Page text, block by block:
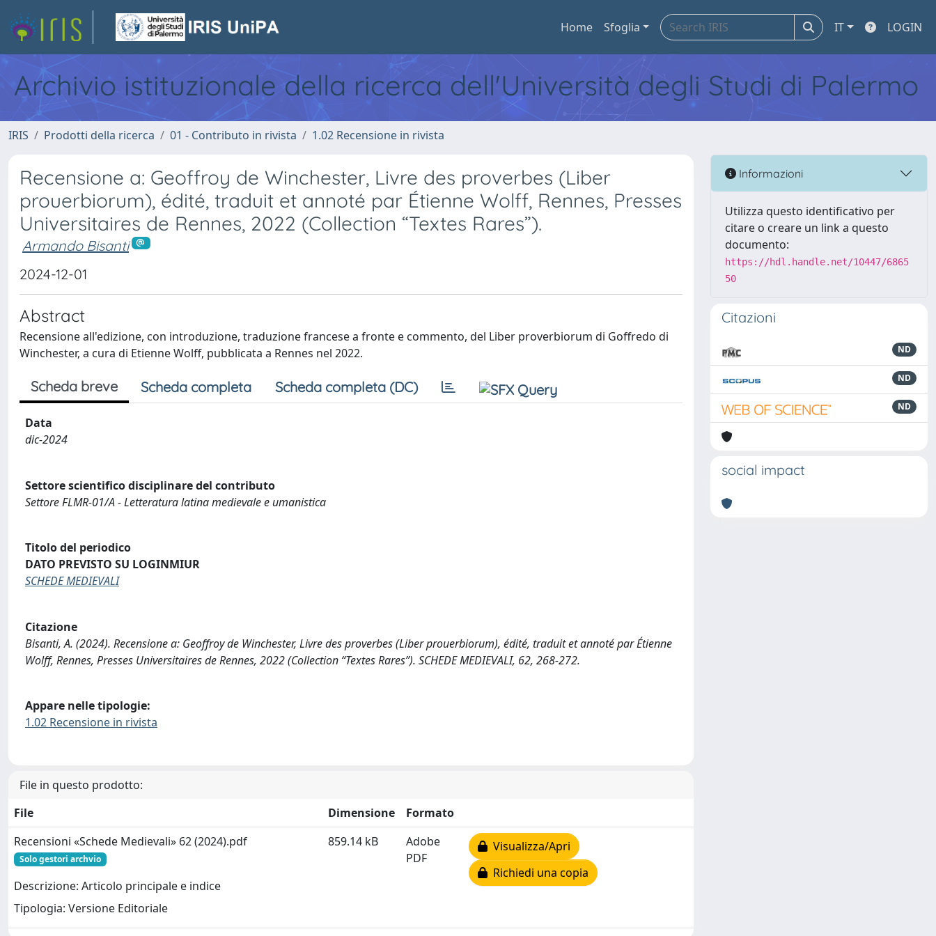
Home Sfoglia IT LOGIN
Archivio istituzionale della ricerca dell'Università degli Studi di Palermo
IRIS Prodotti della ricerca 01 - Contributo in rivista 1.02 Recensione in rivista
Recensione a: Geoffroy de Winchester, Livre des proverbes (Liber
prouerbiorum), édité, traduit et annoté par Étienne Wolff, Rennes, Presses
Universitaires de Rennes, 2022 (Collection “Textes Rares”).
Armando Bisanti
2024-12-01
Abstract
Recensione all'edizione, con introduzione, traduzione francese a fronte e commento, del Liber proverbiorum di Goffredo di
Winchester, a cura di Etienne Wolff, pubblicata a Rennes nel 2022.
Scheda breve Scheda completa Scheda completa (DC)
Data
dic-2024
Settore scientifico disciplinare del contributo
Settore FLMR-01/A - Letteratura latina medievale e umanistica
Titolo del periodico
DATO PREVISTO SU LOGINMIUR
SCHEDE MEDIEVALI
Citazione
Bisanti, A. (2024). Recensione a: Geoffroy de Winchester, Livre des proverbes (Liber prouerbiorum), édité, traduit et annoté par Étienne
Wolff, Rennes, Presses Universitaires de Rennes, 2022 (Collection “Textes Rares”). SCHEDE MEDIEVALI, 62, 268-272.
Appare nelle tipologie:
1.02 Recensione in rivista
File in questo prodotto:
File
Dimensione
Formato
Recensioni «Schede Medievali» 62 (2024).pdf
Solo gestori archvio
Descrizione: Articolo principale e indice
Tipologia: Versione Editoriale
859.14 kB
Adobe
PDF
Visualizza/Apri
Richiedi una copia
Informazioni
Utilizza questo identificativo per
citare o creare un link a questo
documento:
https://hdl.handle.net/10447/6865
50
Citazioni
ND
ND
ND
social impact